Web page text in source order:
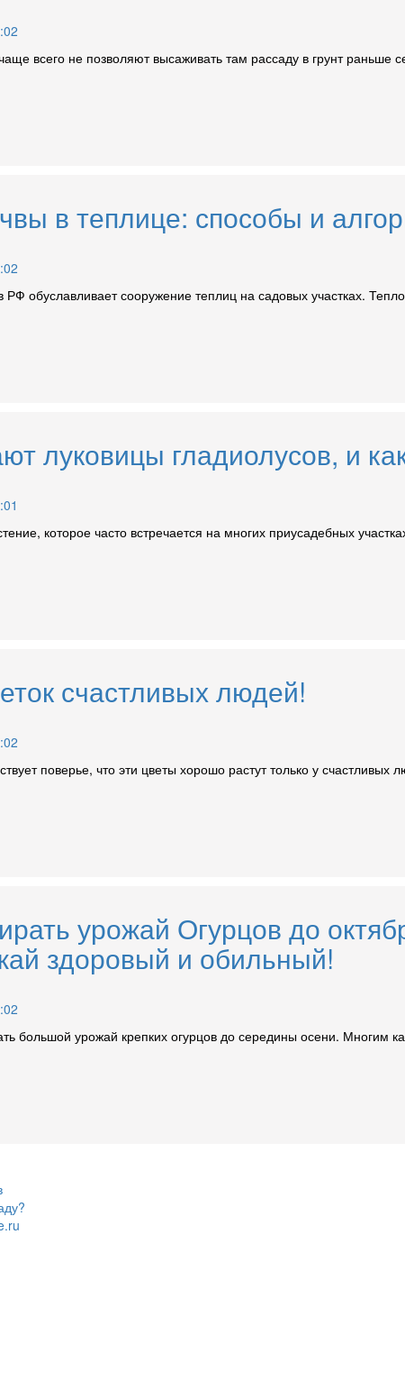
всего не позволяют высаживать там рассаду в грунт
в теплице: способы и
РФ обуславливает сооружение теплиц на садовых участках.
луковицы гладиолусов, и
которое часто встречается на многих приусадебных
счастливых людей!
поверье, что эти цветы хорошо растут только у
урожай Огурцов до
здоровый и обильный!
большой урожай крепких огурцов до середины осени. Многим